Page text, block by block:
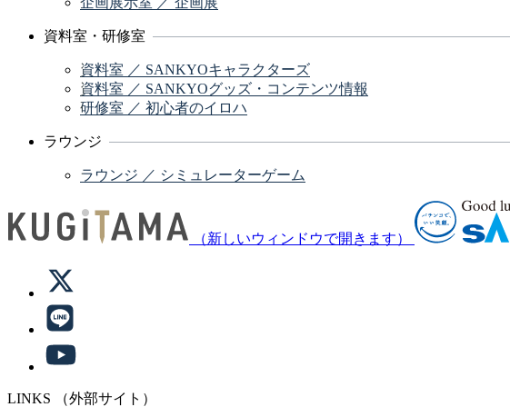
資料室・研修室
資料室 ／ SANKYOキャラクターズ
資料室 ／ SANKYOグッズ・コンテンツ情報
研修室 ／ 初心者のイロハ
ラウンジ
ラウンジ ／ シミュレーターゲーム
（新しいウィンドウで開きます）
LINKS （外部サイト）